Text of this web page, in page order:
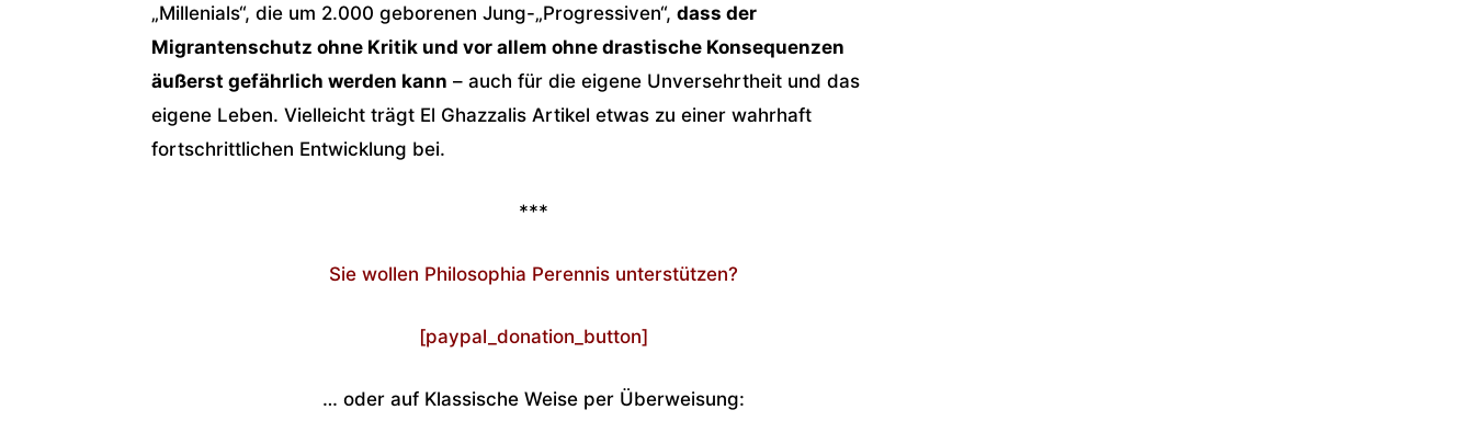
„Millenials“, die um 2.000 geborenen Jung-„Progressiven“, dass der
Migrantenschutz ohne Kritik und vor allem ohne drastische Konsequenzen
äußerst gefährlich werden kann – auch für die eigene Unversehrtheit und das
eigene Leben. Vielleicht trägt El Ghazzalis Artikel etwas zu einer wahrhaft
fortschrittlichen Entwicklung bei.
***
Sie wollen Philosophia Perennis unterstützen?
[paypal_donation_button]
… oder auf Klassische Weise per Überweisung: